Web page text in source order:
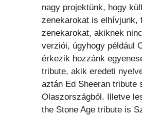
nagy projektünk, hogy
zenekarokat is elhívjunk,
zenekarokat, akiknek
verziói, úgyhogy például
érkezik hozzánk
tribute, akik eredeti
aztán Ed Sheeran tribute
Olaszországból. Illetve
the Stone Age tribute is